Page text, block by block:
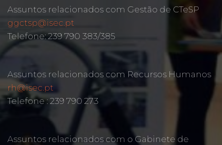
Assuntos relacionados com Gestão de CTeSP
ggctsp@isec.pt
Telefone: 239 790 383/385
Assuntos relacionados com Recursos Humanos
rh@isec.pt
Telefone : 239 790 273
Assuntos relacionados com o Gabinete de